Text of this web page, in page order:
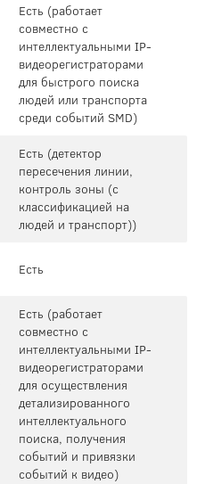
Есть (работает
совместно с
интеллектуальными IP-
видеорегистраторами
для быстрого поиска
людей или транспорта
среди событий SMD)
Есть (детектор
пересечения линии,
контроль зоны (с
классификацией на
людей и транспорт))
Есть
Есть (работает
совместно с
интеллектуальными IP-
видеорегистраторами
для осуществления
детализированного
интеллектуального
поиска, получения
событий и привязки
событий к видео)